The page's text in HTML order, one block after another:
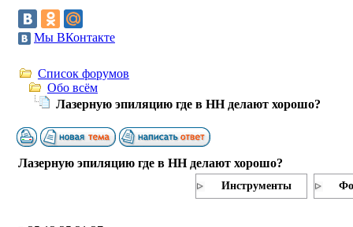
Мы ВКонтакте
Список форумов
Обо всём
Лазерную эпиляцию где в НН делают хорошо?
Лазерную эпиляцию где в НН делают хорошо?
Инструменты